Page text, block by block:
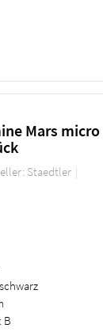
Mars
Staedtler
schwarz
B